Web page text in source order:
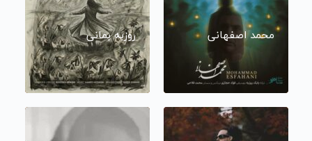
محمد اصفهانی روزبه بمانی